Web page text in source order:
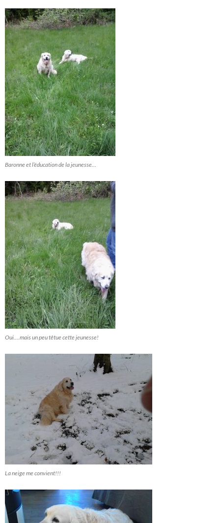
Baronne et l’éducation de la jeunesse…
Oui….mais un peu têtue cette jeunesse!
La neige me convient!!!